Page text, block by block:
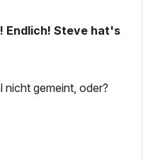
Endlich! Steve hat's
gemeint, oder?